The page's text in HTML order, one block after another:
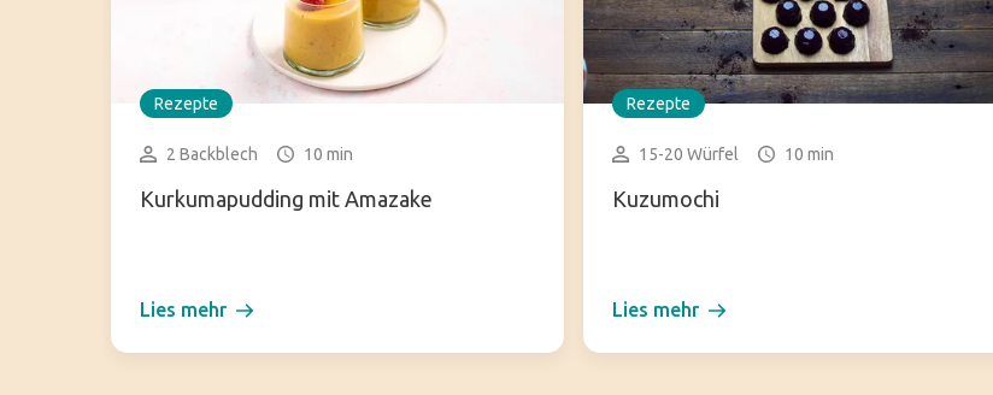
Rezepte
2 Backblech 10 min
Kurkumapudding mit Amazake
Lies mehr
Rezepte
15-20 Würfel 10 min
Kuzumochi
Lies mehr